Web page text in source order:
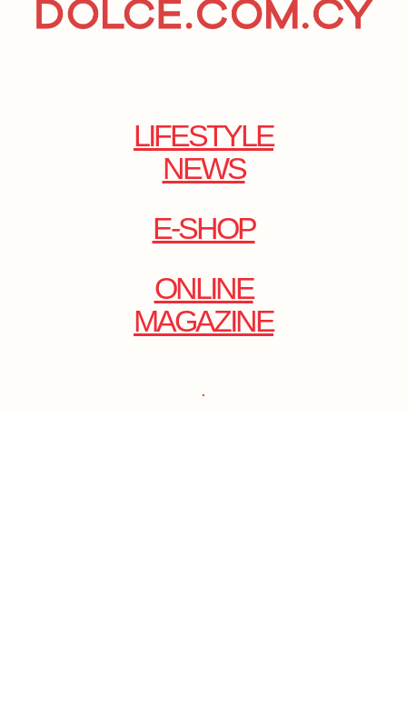
LIFESTYLE
NEWS
E-SHOP
ONLINE
MAGAZINE
.